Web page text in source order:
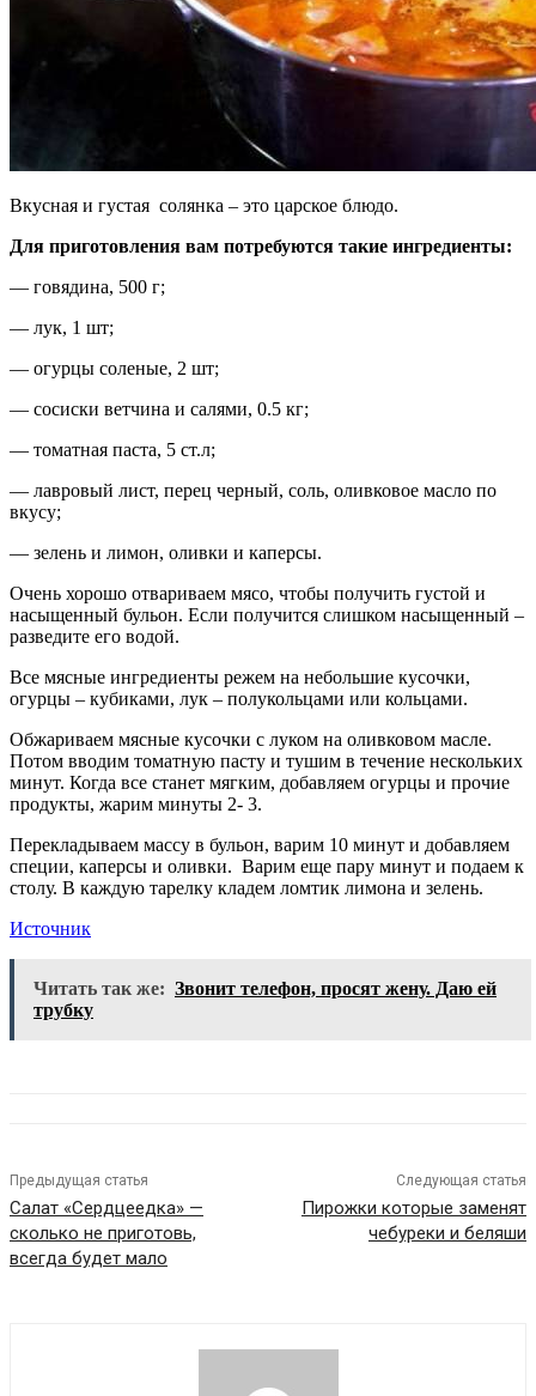
Вкусная и густая солянка – это царское блюдо.
Для приготовления вам потребуются такие ингредиенты:
— говядина, 500 г;
— лук, 1 шт;
— огурцы соленые, 2 шт;
— сосиски ветчина и салями, 0.5 кг;
— томатная паста, 5 ст.л;
— лавровый лист, перец черный, соль, оливковое масло по
вкусу;
— зелень и лимон, оливки и каперсы.
Очень хорошо отвариваем мясо, чтобы получить густой и
насыщенный бульон. Если получится слишком насыщенный –
разведите его водой.
Все мясные ингредиенты режем на небольшие кусочки,
огурцы – кубиками, лук – полукольцами или кольцами.
Обжариваем мясные кусочки с луком на оливковом масле.
Потом вводим томатную пасту и тушим в течение нескольких
минут. Когда все станет мягким, добавляем огурцы и прочие
продукты, жарим минуты 2- 3.
Перекладываем массу в бульон, варим 10 минут и добавляем
специи, каперсы и оливки. Варим еще пару минут и подаем к
столу. В каждую тарелку кладем ломтик лимона и зелень.
Источник
Читать так же: Звонит телефон, просят жену. Даю ей
трубку
Предыдущая статья
Салат «Сердцеедка» —
сколько не приготовь,
всегда будет мало
Следующая статья
Пирожки которые заменят
чебуреки и беляши